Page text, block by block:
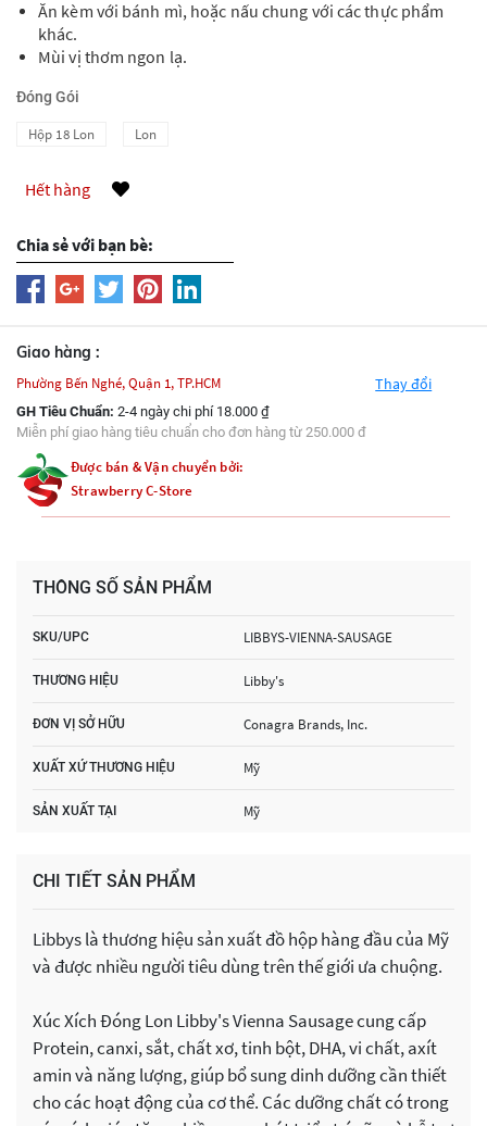
Ăn kèm với bánh mì, hoặc nấu chung với các thực phẩm
khác.
Mùi vị thơm ngon lạ.
Đóng Gói
Hộp 18 Lon Lon
Hết hàng
Chia sẻ với bạn bè:
Giao hàng :
Phường Bến Nghé, Quận 1, TP.HCM Thay đổi
GH Tiêu Chuẩn: 2-4 ngày chi phí 18.000 ₫
Miễn phí giao hàng tiêu chuẩn cho đơn hàng từ 250.000 đ
Được bán & Vận chuyển bởi:
Strawberry C-Store
THÔNG SỐ SẢN PHẨM
SKU/UPC LIBBYS-VIENNA-SAUSAGE
THƯƠNG HIỆU Libby's
ĐƠN VỊ SỞ HỮU Conagra Brands, Inc.
XUẤT XỨ THƯƠNG HIỆU Mỹ
SẢN XUẤT TẠI Mỹ
CHI TIẾT SẢN PHẨM
Libbys là thương hiệu sản xuất đồ hộp hàng đầu của Mỹ
và được nhiều người tiêu dùng trên thế giới ưa chuộng.
Xúc Xích Đóng Lon Libby's Vienna Sausage cung cấp
Protein, canxi, sắt, chất xơ, tinh bột, DHA, vi chất, axít
amin và năng lượng, giúp bổ sung dinh dưỡng cần thiết
cho các hoạt động của cơ thể. Các dưỡng chất có trong